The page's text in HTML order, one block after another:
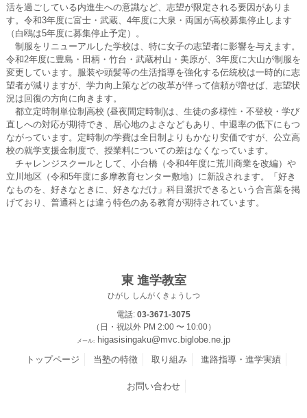
活を過ごしている内進生への意識など、志望が限定される要因がありま
す。令和3年度に富士・武蔵、4年度に大泉・両国が高校募集停止します
（白鴎は5年度に募集停止予定）。
制服をリニューアルした学校は、特に女子の志望者に影響を与えます。
令和2年度に豊島・田柄・竹台・武蔵村山・美原が、3年度に大山が制服を
変更しています。服装や頭髪等の生活指導を強化する伝統校は一時的に志
望者が減りますが、学力向上策などの改革が伴って信頼が増せば、志望状
況は回復の方向に向きます。
都立定時制単位制高校 (昼夜間定時制)は、生徒の多様性・不登校・学び
直しへの対応が期待でき、居心地のよさなどもあり、中退率の低下にもつ
ながっています。定時制の学費は全日制よりもかなり安価ですが、公立高
校の就学支援金制度で、授業料についての差はなくなっています。
チャレンジスクールとして、小台橋（令和4年度に荒川商業を改編）や
立川地区（令和5年度に多摩教育センター敷地）に新設されます。「好き
なものを、好きなときに、好きなだけ」科目選択できるという合言葉を掲
げており、普通科とは違う特色のある教育が期待されています。
東 進学教室
ひがし しんがくきょうしつ
電話: 03-3671-3075
（日・祝以外 PM 2:00 〜 10:00）
メール:
higasisingaku@mvc.biglobe.ne.jp
トップページ
当塾の特徴 取り組み 進路指導・進学実績
お問い合わせ